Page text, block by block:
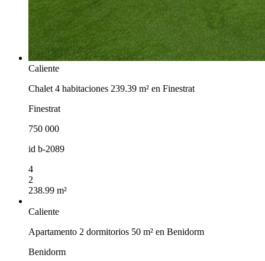
Caliente
Chalet 4 habitaciones 239.39 m² en Finestrat
Finestrat
750 000
id b-2089
4
2
238.99 m²
Caliente
Apartamento 2 dormitorios 50 m² en Benidorm
Benidorm